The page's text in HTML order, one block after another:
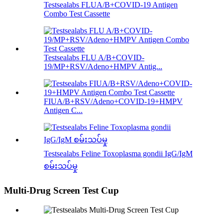
Testsealabs FLUA/B+COVID-19 Antigen
Combo Test Cassette
Testsealabs FLU A/B+COVID-
19/MP+RSV/Adeno+HMPV Antig...
FIUA/B+RSV/Adeno+COVID-19+HMPV
Antigen C...
Testsealabs Feline Toxoplasma gondii IgG/IgM
စမ်းသပ်မှု
Multi-Drug Screen Test Cup